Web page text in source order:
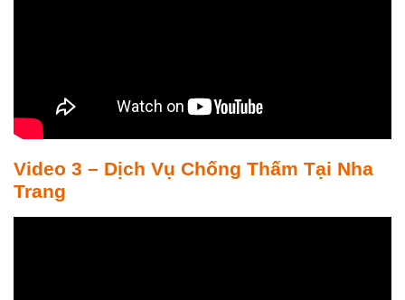
Video 3 – Dịch Vụ Chống Thấm Tại Nha
Trang